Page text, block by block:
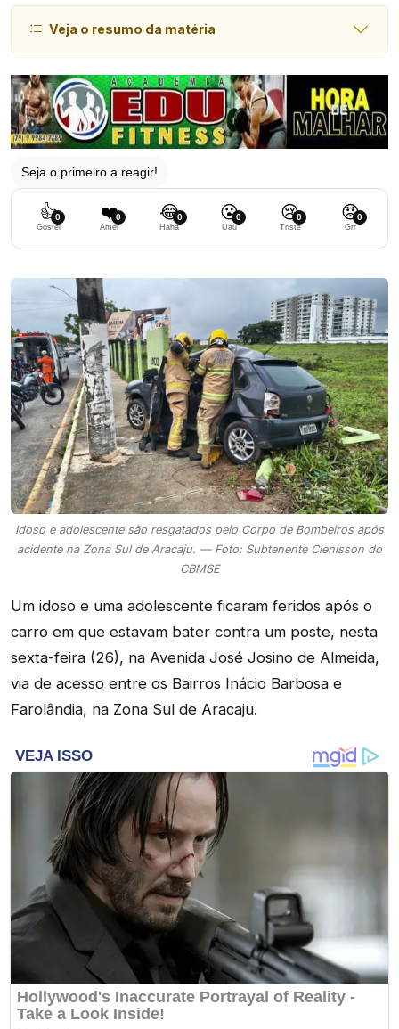
Veja o resumo da matéria
Seja o primeiro a reagir!
👍0
Gostei
❤️0
Amei
😂0
Haha
😮0
Uau
😢0
Triste
😡0
Grr
Idoso e adolescente são resgatados pelo Corpo de Bombeiros após
acidente na Zona Sul de Aracaju. — Foto: Subtenente Clenisson do
CBMSE
Um idoso e uma adolescente ficaram feridos após o
carro em que estavam bater contra um poste, nesta
sexta-feira (26), na Avenida José Josino de Almeida,
via de acesso entre os Bairros Inácio Barbosa e
Farolândia, na Zona Sul de Aracaju.